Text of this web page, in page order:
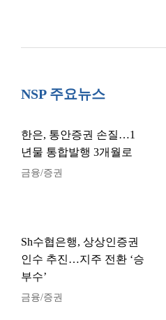
NSP 주요뉴스
한은, 통안증권 손질…1
년물 통합발행 3개월로
금융/증권
Sh수협은행, 상상인증권
인수 추진…지주 전환 ‘승
부수’
금융/증권